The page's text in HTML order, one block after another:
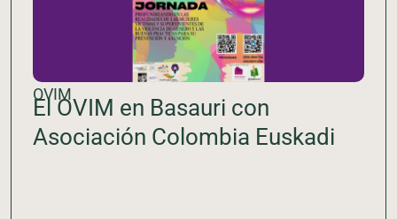
OVIM
El OVIM en Basauri con
Asociación Colombia Euskadi